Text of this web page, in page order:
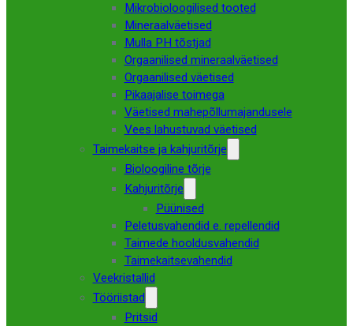
Mikrobioloogilised tooted
Mineraalväetised
Mulla PH tõstjad
Orgaanilised mineraalväetised
Orgaanilised väetised
Pikaajalise toimega
Väetised mahepõllumajandusele
Vees lahustuvad väetised
Taimekaitse ja kahjuritõrje
Bioloogiline tõrje
Kahjuritõrje
Püünised
Peletusvahendid e. repellendid
Taimede hooldusvahendid
Taimekaitsevahendid
Veekristallid
Tööriistad
Pritsid